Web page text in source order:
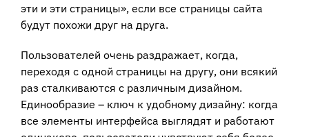
эти и эти страницы», если все страницы сайта
будут похожи друг на друга.
Пользователей очень раздражает, когда,
переходя с одной страницы на другу, они всякий
раз сталкиваются с различным дизайном.
Единообразие – ключ к удобному дизайну: когда
все элементы интерфейса выглядят и работают